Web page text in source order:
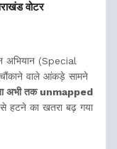
वोटर
अभियान (Special
वाले आंकड़े सामने
अभी तक unmapped
हटने का खतरा बढ़ गया